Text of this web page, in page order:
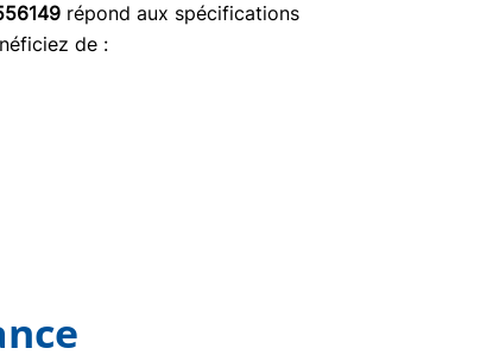
répond aux spécifications
de :